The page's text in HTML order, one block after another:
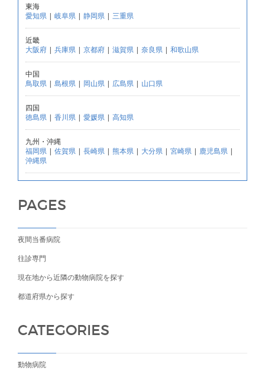
東海
愛知県 | 岐阜県 | 静岡県 | 三重県
近畿
大阪府 | 兵庫県 | 京都府 | 滋賀県 | 奈良県 | 和歌山県
中国
鳥取県 | 島根県 | 岡山県 | 広島県 | 山口県
四国
徳島県 | 香川県 | 愛媛県 | 高知県
九州・沖縄
福岡県 | 佐賀県 | 長崎県 | 熊本県 | 大分県 | 宮崎県 | 鹿児島県 |
沖縄県
PAGES
夜間当番病院
往診専門
現在地から近隣の動物病院を探す
都道府県から探す
CATEGORIES
動物病院